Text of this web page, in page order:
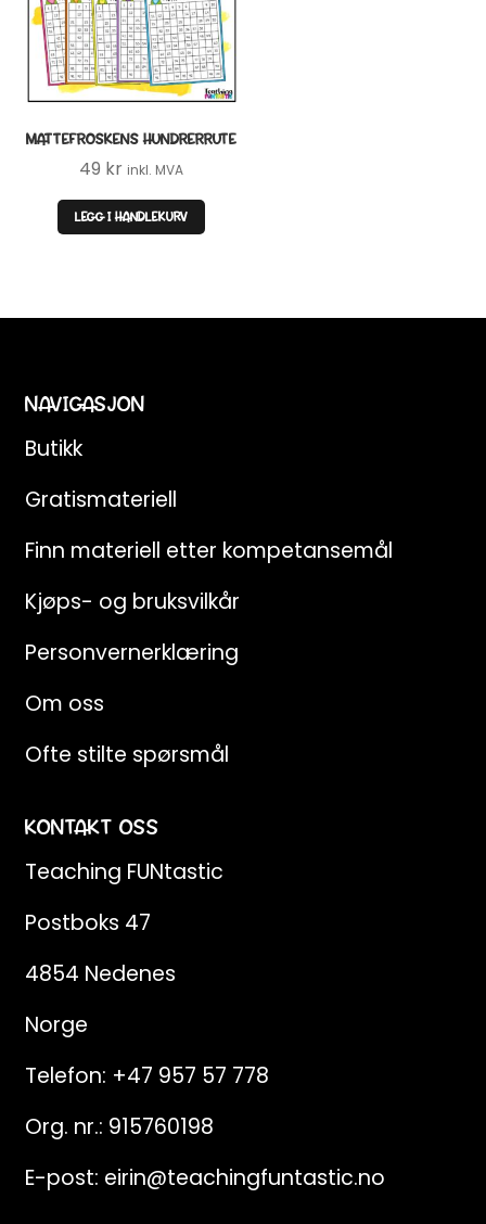
MATTEFROSKENS HUNDRERRUTE
49 kr inkl. MVA
LEGG I HANDLEKURV
NAVIGASJON
Butikk
Gratismateriell
Finn materiell etter kompetansemål
Kjøps- og bruksvilkår
Personvernerklæring
Om oss
Ofte stilte spørsmål
KONTAKT OSS
Teaching FUNtastic
Postboks 47
4854 Nedenes
Norge
Telefon: +47 957 57 778
Org. nr.: 915760198
E-post: eirin@teachingfuntastic.no